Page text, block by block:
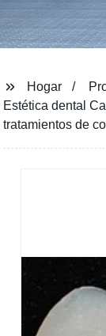
Hogar
Estética dental
tratamientos de